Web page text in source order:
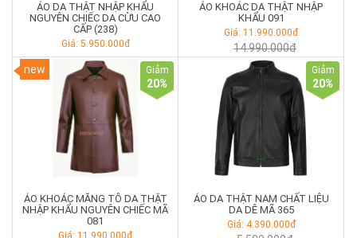
ÁO DA THẬT NHẬP KHẨU
NGUYÊN CHIẾC DA CỪU CAO
CẤP (238)
Giá: 5.950.000đ
ÁO KHOÁC DA THẬT NHẬP
KHẨU 091
Giá: 11.990.000đ
14.990.000đ
new
Giảm
20%
ÁO KHOÁC MĂNG TÔ DA THẬT
NHẬP KHẨU NGUYÊN CHIẾC MÃ
081
Giá: 11.990.000đ
Giảm
20%
ÁO DA THẬT NAM CHẤT LIỆU
DA DÊ MÃ 365
Giá: 4.390.000đ